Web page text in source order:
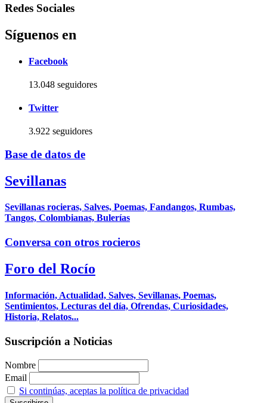
Redes Sociales
Síguenos en
Facebook
13.048 seguidores
Twitter
3.922 seguidores
Base de datos de
Sevillanas
Sevillanas rocieras, Salves, Poemas, Fandangos, Rumbas,
Tangos, Colombianas, Bulerías
Conversa con otros rocieros
Foro del Rocío
Información, Actualidad, Salves, Sevillanas, Poemas,
Sentimientos, Lecturas del día, Ofrendas, Curiosidades,
Historia, Relatos...
Suscripción a Noticias
Nombre
Email
Si continúas, aceptas la política de privacidad